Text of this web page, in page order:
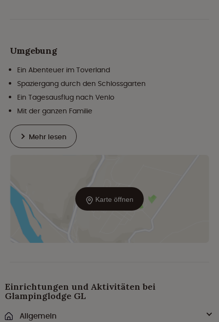
Karte öffnen
Umgebung
Ein Abenteuer im Toverland
Spaziergang durch den Schlossgarten
Ein Tagesausflug nach Venlo
Mit der ganzen Familie
Mehr lesen
Einrichtungen und Aktivitäten bei
Glampinglodge GL
Allgemein